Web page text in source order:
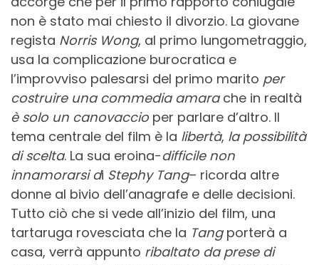
non è stato mai chiesto il divorzio. La giovane
regista Norris Wong, al primo lungometraggio,
usa la complicazione burocratica e
l’improvviso palesarsi del primo marito per
costruire una commedia amarache in realtà
è solo un canovaccioper parlare d’altro. Il
tema centrale del film è la libertà, la possibilità
di scelta. La sua eroina-difficile non
innamorarsi di Stephy Tang– ricorda altre
donne al bivio dell’anagrafe e delle decisioni.
Tutto ciò che si vede all’inizio del film, una
tartaruga rovesciata che la Tangporterà a
casa, verrà appunto ribaltato da prese di